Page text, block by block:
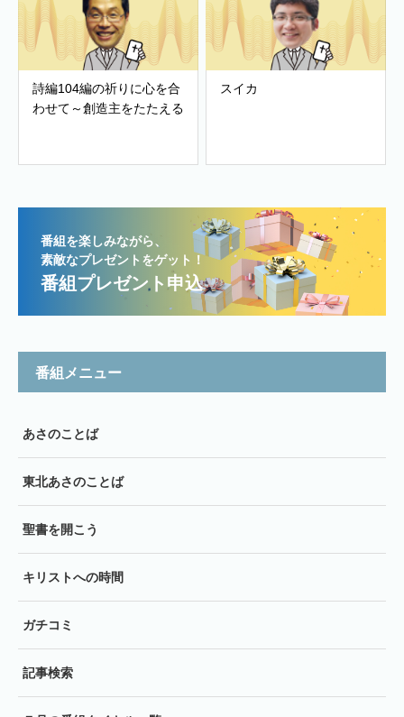
詩編104編の祈りに心を合
わせて～創造主をたたえる
スイカ
番組を楽しみながら、
素敵なプレゼントをゲット！
番組プレゼント申込
番組メニュー
あさのことば
東北あさのことば
聖書を開こう
キリストへの時間
ガチコミ
記事検索